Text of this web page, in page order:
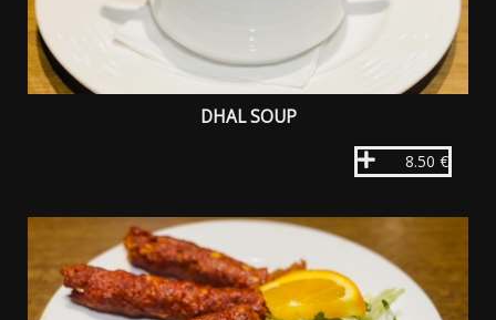
DHAL SOUP
8.50 €